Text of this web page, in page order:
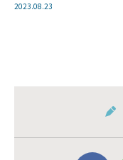
2023.08.23